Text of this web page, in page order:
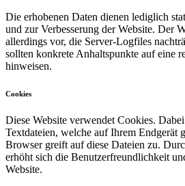
Die erhobenen Daten dienen lediglich
und zur Verbesserung der Website. Der
allerdings vor, die Server-Logfiles
sollten konkrete Anhaltspunkte auf eine
hinweisen.
Cookies
Diese Website verwendet Cookies.
Textdateien, welche auf Ihrem Endgerät
Browser greift auf diese Dateien zu.
erhöht sich die Benutzerfreundlichkeit
Website.